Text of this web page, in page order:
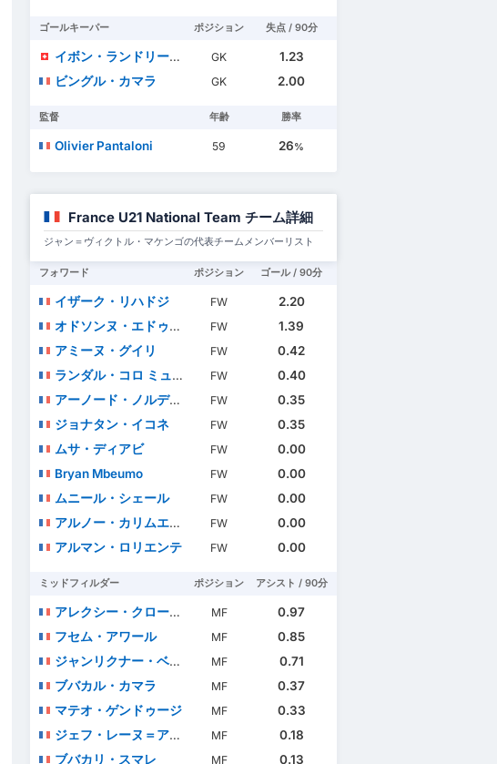
ゴールキーパー ポジション 失点 / 90分
イボン・ランドリー・ムボゴ GK
1.23
ビングル・カマラ
GK 2.00
監督 年齢 勝率
Olivier Pantaloni 59 26%
France U21 National Team チーム詳細
ジャン＝ヴィクトル・マケンゴの代表チームメンバーリスト
フォワード ポジション ゴール / 90分
イザーク・リハドジ FW
2.20
オドソンヌ・エドゥアール
FW
1.39
アミーヌ・グイリ
FW
0.42
ランダル・コロ ミュアニ
FW
0.40
アーノード・ノルディン
FW
0.35
ジョナタン・イコネ
FW
0.35
ムサ・ディアビ
FW
0.00
Bryan Mbeumo
FW
0.00
ムニール・シェール
FW
0.00
アルノー・カリムエンド=ムインガ
FW
0.00
アルマン・ロリエンテ
FW 0.00
ミッドフィルダー ポジション アシスト / 90分
アレクシー・クロード＝モーリス MF
0.97
フセム・アワール
MF
0.85
ジャンリクナー・ベルガルド
MF
0.71
ブバカル・カマラ
MF
0.37
マテオ・ゲンドゥージ
MF
0.33
ジェフ・レーヌ＝アデレード
MF
0.18
ブバカリ・スマレ
MF
0.13